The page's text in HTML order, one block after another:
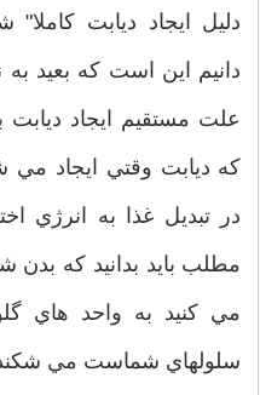
دليل ايجاد ديابت
دانيم اين است كه بعيد
علت مستقيم ايجاد ديابت
كه ديابت وقتي ايجاد
در تبديل غذا به انرژي
مطلب بايد بدانيد كه
مي كنيد به واحد هاي
سلولهاي شماست مي